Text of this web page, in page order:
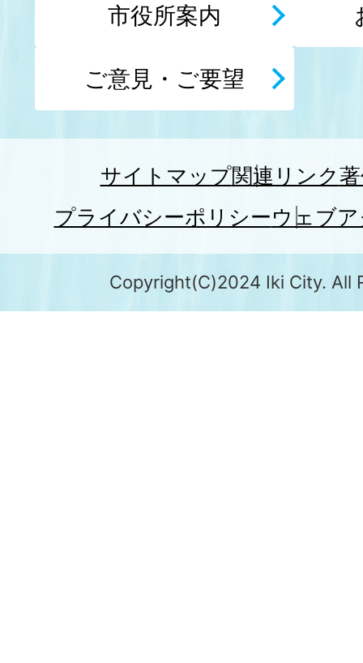
市役所案内
ご意見・ご要望
サイトマップ関連リンク
プライバシーポリシーウェブ
Copyright(C)2024 Iki City. All